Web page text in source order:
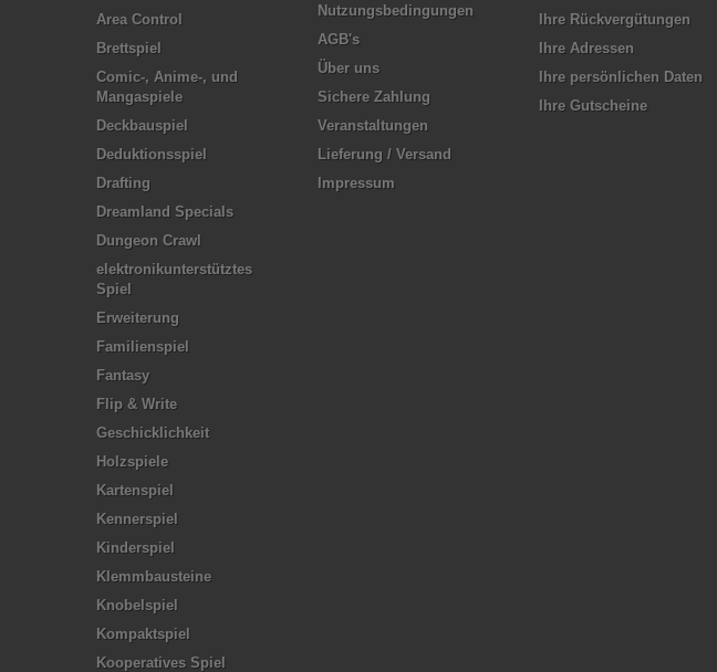
Area Control
Brettspiel
Comic-, Anime-, und
Mangaspiele
Deckbauspiel
Deduktionsspiel
Drafting
Dreamland Specials
Dungeon Crawl
elektronikunterstütztes
Spiel
Erweiterung
Familienspiel
Fantasy
Flip & Write
Geschicklichkeit
Holzspiele
Kartenspiel
Kennerspiel
Kinderspiel
Klemmbausteine
Knobelspiel
Kompaktspiel
Kooperatives Spiel
Nutzungsbedingungen
AGB's
Über uns
Sichere Zahlung
Veranstaltungen
Lieferung / Versand
Impressum
Ihre Rückvergütungen
Ihre Adressen
Ihre persönlichen Daten
Ihre Gutscheine